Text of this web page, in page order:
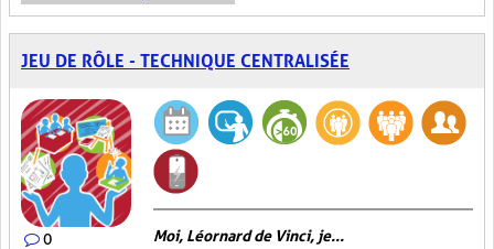
JEU DE RÔLE - TECHNIQUE CENTRALISÉE
0 Moi, Léornard de Vinci, je...